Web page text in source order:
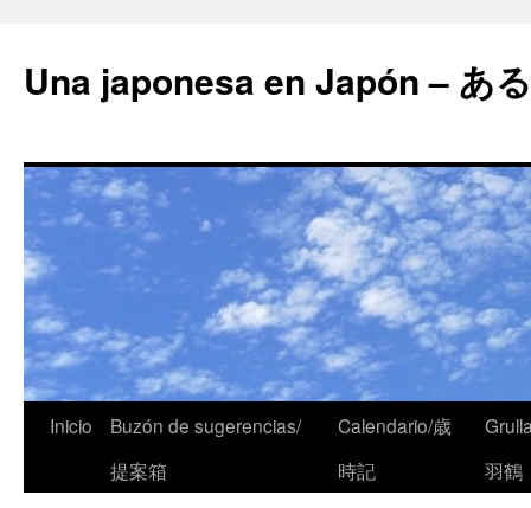
Una japonesa en Japón – あ
Inicio
Buzón de sugerencias/
提案箱
Calendario/歳
時記
羽鶴